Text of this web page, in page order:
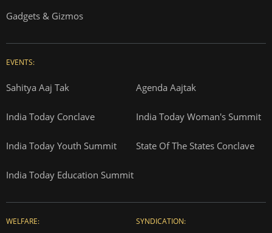
Gadgets & Gizmos
EVENTS:
Sahitya Aaj Tak Agenda Aajtak
India Today Conclave India Today Woman's Summit
India Today Youth Summit State Of The States Conclave
India Today Education Summit
WELFARE: SYNDICATION: